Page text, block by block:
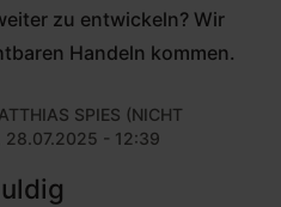
zu entwickeln? Wir
Handeln kommen.
SPIES (NICHT
28.07.2025 - 12:39